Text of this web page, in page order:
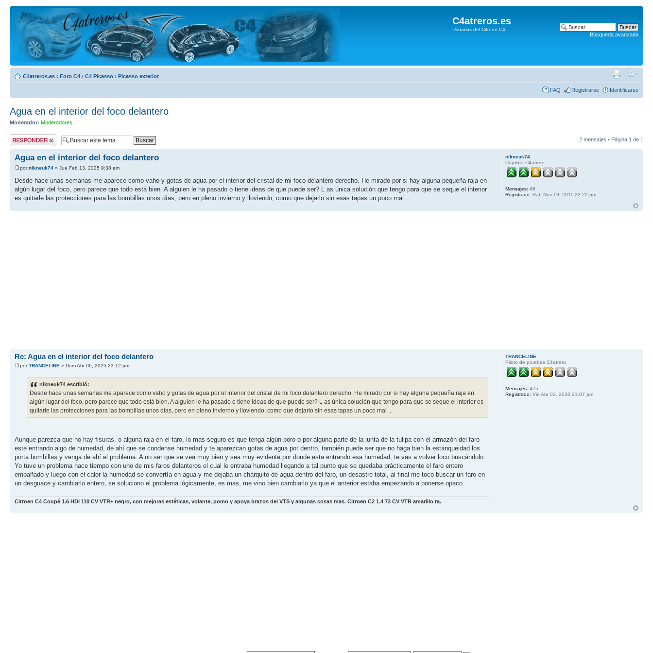
Búsqueda avanzada
C4atreros.es
Usuarios del Citroën C4
C4atreros.es ‹ Foro C4 ‹ C4 Picasso ‹ Picasso exterior
FAQ Registrarse Identificarse
Agua en el interior del foco delantero
Moderador: Moderadores
Publicar una
respuesta
2 mensajes • Página 1 de 1
Agua en el interior del foco delantero
pornikneuk74 » Jue Feb 13, 2025 9:38 am
Desde hace unas semanas me aparece como vaho y gotas de agua por el interior del cristal de mi foco delantero derecho. He mirado por si hay alguna pequeña raja en
algún lugar del foco, pero parece que todo está bien. A alguien le ha pasado o tiene ideas de que puede ser? L as única solución que tengo para que se seque el interior
es quitarle las protecciones para las bombillas unos días, pero en pleno invierno y lloviendo, como que dejarlo sin esas tapas un poco mal ...
nikneuk74
Copiloto C4atrero
Mensajes: 46
Registrado: Sab Nov 19, 2011 22:22 pm
Re: Agua en el interior del foco delantero
porTRANCELINE » Dom Abr 06, 2025 23:12 pm
nikneuk74 escribió:
Desde hace unas semanas me aparece como vaho y gotas de agua por el interior del cristal de mi foco delantero derecho. He mirado por si hay alguna pequeña raja en
algún lugar del foco, pero parece que todo está bien. A alguien le ha pasado o tiene ideas de que puede ser? L as única solución que tengo para que se seque el interior es
quitarle las protecciones para las bombillas unos días, pero en pleno invierno y lloviendo, como que dejarlo sin esas tapas un poco mal ...
Aunque parezca que no hay fisuras, o alguna raja en el faro, lo mas seguro es que tenga algún poro o por alguna parte de la junta de la tulipa con el armazón del faro
este entrando algo de humedad, de ahí que se condense humedad y te aparezcan gotas de agua por dentro, también puede ser que no haga bien la estanqueidad los
porta bombillas y venga de ahí el problema. A no ser que se vea muy bien y sea muy evidente por donde esta entrando esa humedad, te vas a volver loco buscándolo.
Yo tuve un problema hace tiempo con uno de mis faros delanteros el cual le entraba humedad llegando a tal punto que se quedaba prácticamente el faro entero
empañado y luego con el calor la humedad se convertía en agua y me dejaba un charquito de agua dentro del faro, un desastre total, al final me toco buscar un faro en
un desguace y cambiarlo entero, se soluciono el problema lógicamente, es mas, me vino bien cambiarlo ya que el anterior estaba empezando a ponerse opaco.
Citroen C4 Coupé 1.6 HDI 110 CV VTR+ negro, con mejoras estéticas, volante, pomo y apoya brazos del VTS y algunas cosas mas. Citroen C2 1.4 73 CV VTR amarillo ra.
TRANCELINE
Piloto de pruebas C4atrero
Mensajes: 475
Registrado: Vie Abr 03, 2020 21:07 pm